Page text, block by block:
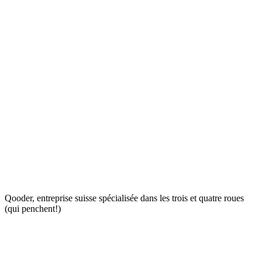
Qooder, entreprise suisse spécialisée dans les trois et quatre roues
(qui penchent!)